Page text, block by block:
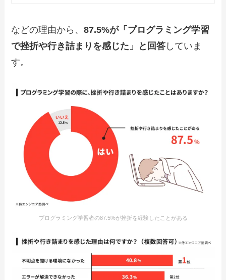
などの理由から、87.5%が「プログラミング学習
で挫折や行き詰まりを感じた」と回答 していま
す。
プログラミング学習者の87.5%が挫折を経験したことがある